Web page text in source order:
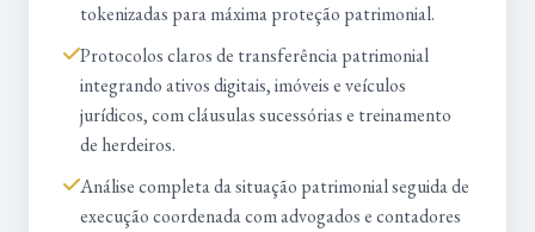
tokenizadas para máxima proteção patrimonial.
Protocolos claros de transferência patrimonial
integrando ativos digitais, imóveis e veículos
jurídicos, com cláusulas sucessórias e treinamento
de herdeiros.
Análise completa da situação patrimonial seguida de
execução coordenada com advogados e contadores